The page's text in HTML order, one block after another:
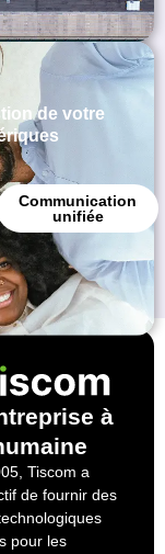
de votre
Communication
unifiée
à
Tiscom a
de fournir des
pour les